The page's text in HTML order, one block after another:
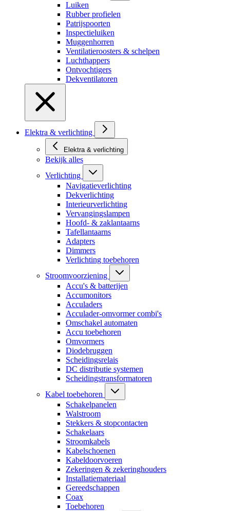
Luiken
Rubber profielen
Patrijspoorten
Inspectieluiken
Muggenhorren
Ventilatieroosters & schelpen
Luchthappers
Ontvochtigers
Dekventilatoren
Elektra & verlichting
Elektra & verlichting
Bekijk alles
Verlichting
Navigatieverlichting
Dekverlichting
Interieurverlichting
Vervangingslampen
Hoofd- & zaklantaarns
Tafellantaarns
Adapters
Dimmers
Verlichting toebehoren
Stroomvoorziening
Accu's & batterijen
Accumonitors
Acculaders
Acculader-omvormer combi's
Omschakel automaten
Accu toebehoren
Omvormers
Diodebruggen
Scheidingsrelais
DC distributie systemen
Scheidingstransformatoren
Kabel toebehoren
Schakelpanelen
Walstroom
Stekkers & stopcontacten
Schakelaars
Stroomkabels
Kabelschoenen
Kabeldoorvoeren
Zekeringen & zekeringhouders
Installatiemateriaal
Gereedschappen
Coax
Toebehoren